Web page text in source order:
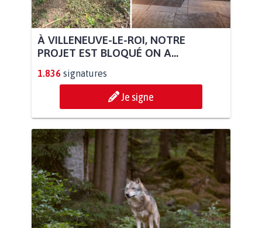
À VILLENEUVE-LE-ROI, NOTRE
PROJET EST BLOQUÉ ON A...
1.836 signatures
Je signe